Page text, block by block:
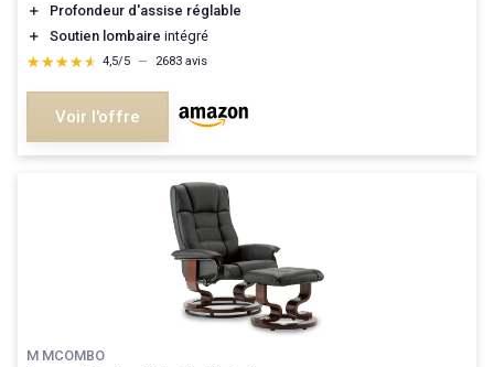
＋
Profondeur d'assise réglable
＋
Soutien lombaire intégré
★★★★★
★★★★★ 4,5/5 — 2683 avis
Voir l'offre
M MCOMBO